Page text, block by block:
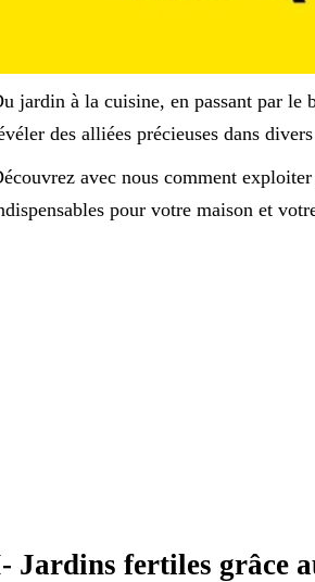
jardin à la cuisine, en passant par le
des alliées précieuses dans
avec nous comment
pour votre maison et
Jardins fertiles grâce